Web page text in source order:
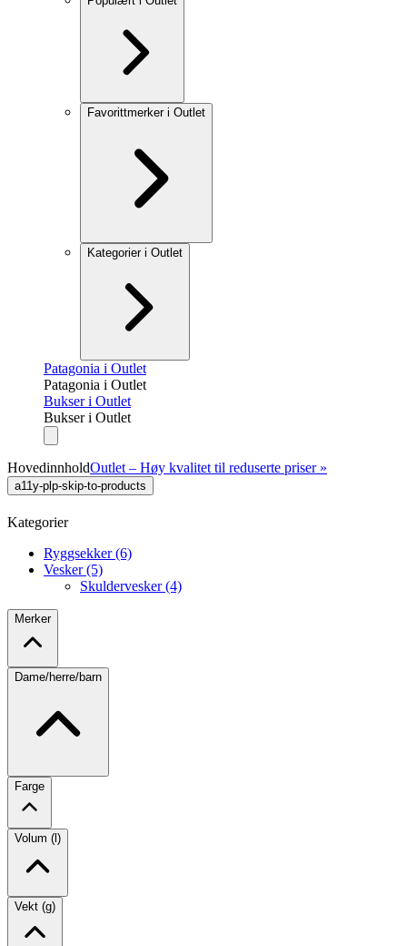
Favorittmerker i Outlet
Kategorier i Outlet
Patagonia i Outlet
Patagonia i Outlet
Bukser i Outlet
Bukser i Outlet
HovedinnholdOutlet – Høy kvalitet til reduserte priser »
a11y-plp-skip-to-products
Kategorier
Ryggsekker (6)
Vesker (5)
Skuldervesker (4)
Merker
Dame/herre/barn
Farge
Volum (l)
Vekt (g)